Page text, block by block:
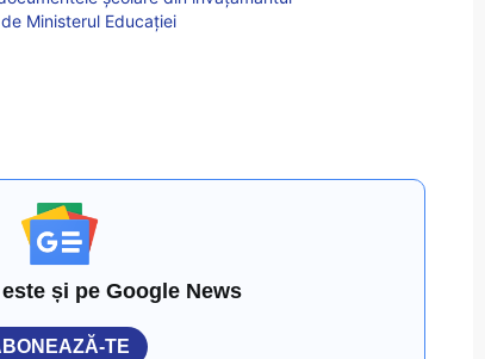
Ministerul Educației
și pe Google News
TE